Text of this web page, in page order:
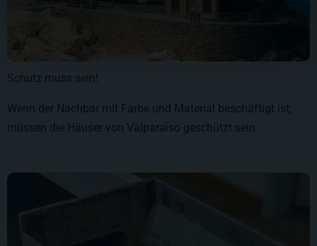
Schutz muss sein!
Wenn der Nachbar mit Farbe und Material beschäftigt ist,
müssen die Häuser von Valparaìso geschützt sein.